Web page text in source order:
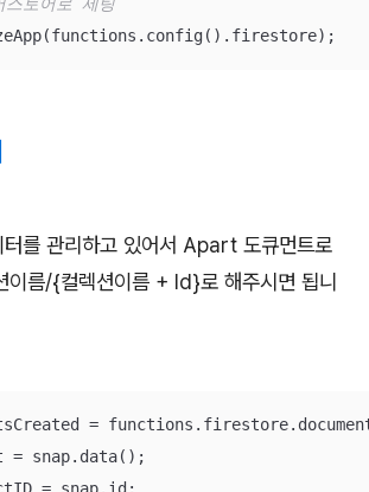
터를 관리하고 있어서 Apart 도큐먼트로
이름/{컬렉션이름 + Id}로 해주시면 됩니
=
= snap.data();
= snap.id;